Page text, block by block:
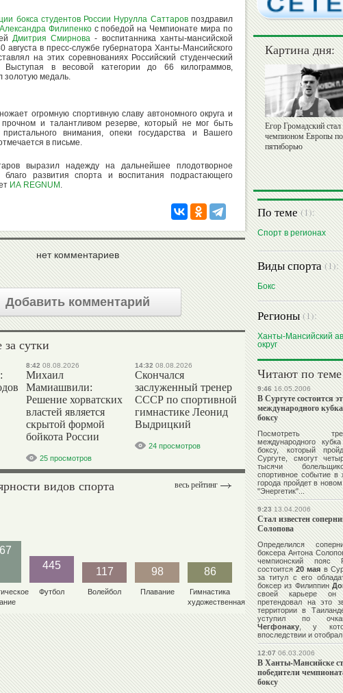
бокса студентов России Нурулла Саттаровпоздравил
Александра Филипенкос победой на Чемпионате мира по
Дмитрия Смирнова - воспитанника ханты-мансийской
в пресс-службе губернатора Ханты-Мансийского
на этих соревнованиях Российский студенческий
Выступая в весовой категории до 66 килограммов,
золотую медаль.
огромную спортивную славу автономного округа и
прочном и талантливом резерве, который не мог быть
внимания, опеки государства и Вашего
в письме.
выразил надежду на дальнейшее плодотворное
благо развития спорта и воспитания подрастающего
ИА REGNUM .
нет комментариев
Добавить комментарий
сутки
8:42 08.08.2026
Михаил
Мамиашвили:
Решение хорватских
властей является
скрытой формой
бойкота России
25 просмотров
14:32 08.08.2026
Скончался
заслуженный тренер
СССР по спортивной
гимнастике Леонид
Выдрицкий
24 просмотров
весь рейтинг
видов спорта
445
Футбол
117
Волейбол
98
Плавание
86
Гимнастика
художественная
Картина дня:
Егор Громадский стал
чемпионом Европы по
пятиборью
По теме(1):
Спорт в регионах
Виды спорта(1):
Бокс
Регионы(1):
Ханты-Мансийский
округ
Читают по теме
9:4616.05.2006
В Сургуте состоится
международного
боксу
Посмотреть
международного
боксу, который
Сургуте, смогут
тысячи
спортивное событие в
города пройдет в
"Энергетик"...
9:2313.04.2006
Стал известен
Солопова
Определился
боксераАнтона
чемпионский пояс
состоится20 маяв
за титул с его
боксер из Филиппин
своей карьере он
претендовал на это
территории в
уступил по
Чегфонаку, у
впоследствии и
12:0706.03.2006
В Ханты-Мансийске
победители
боксу